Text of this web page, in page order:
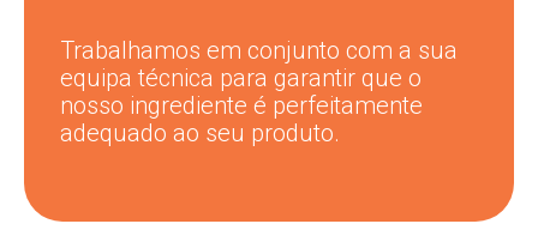
Trabalhamos em conjunto com a sua
equipa técnica para garantir que o
nosso ingrediente é perfeitamente
adequado ao seu produto.